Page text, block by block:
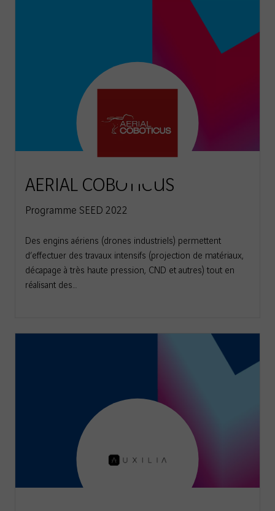
AERIAL COBOTICUS
Programme SEED 2022
Des engins aériens (drones industriels) permettent
d’effectuer des travaux intensifs (projection de matériaux,
décapage à très haute pression, CND et autres) tout en
réalisant des…